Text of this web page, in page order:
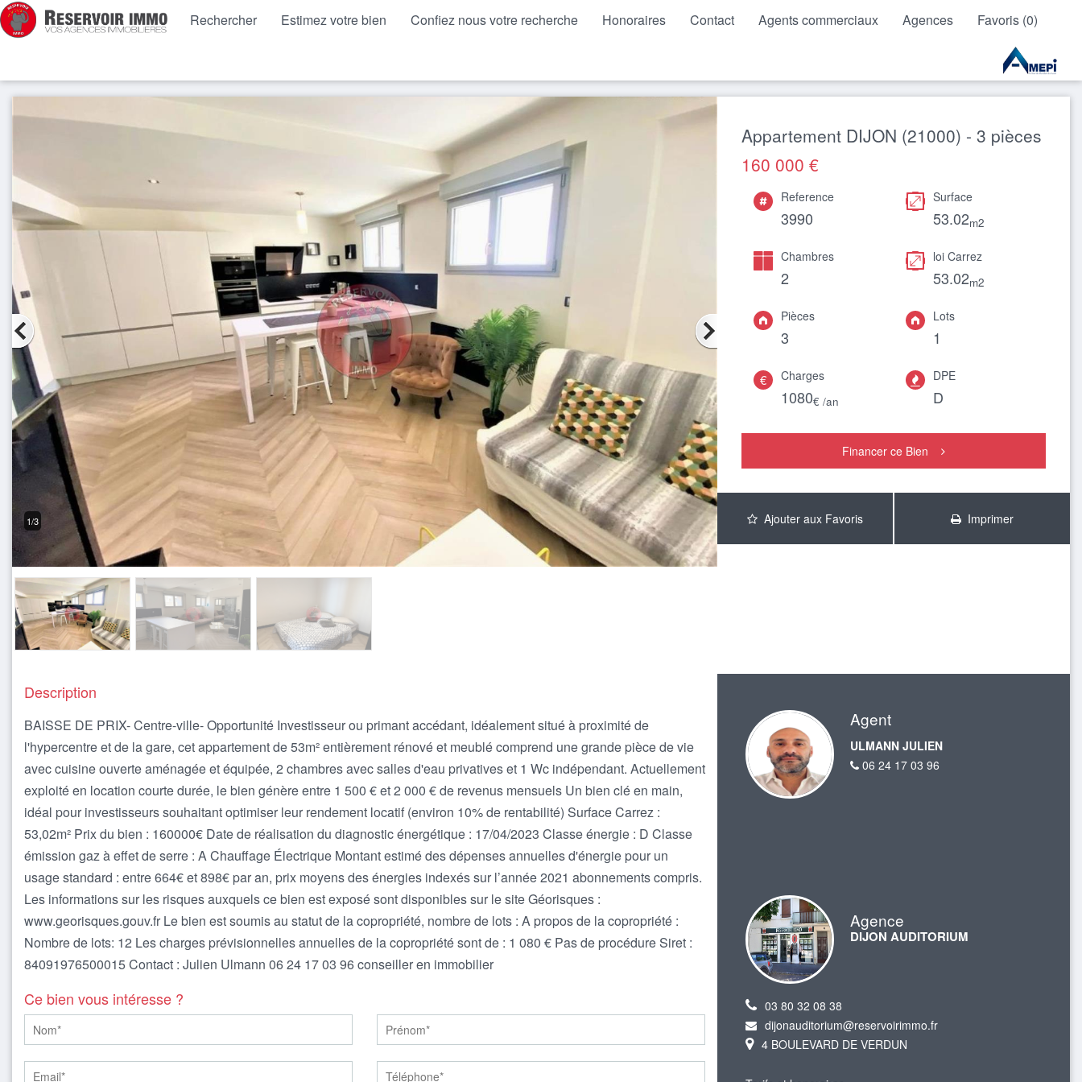
Rechercher Estimez votre bien Confiez nous votre recherche Honoraires Contact Agents commerciaux Agences Favoris (0)
1/3
Appartement DIJON (21000) - 3 pièces
160 000 €
Reference
3990
Surface
53.02m2
Chambres
2
loi Carrez
53.02m2
Pièces
3
Lots
1
€ Charges
1080€ /an
 DPE
D
Financer ce Bien
Ajouter aux Favoris Imprimer
Description
BAISSE DE PRIX- Centre-ville- Opportunité Investisseur ou primant accédant, idéalement situé à proximité de
l'hypercentre et de la gare, cet appartement de 53m² entièrement rénové et meublé comprend une grande pièce de vie
avec cuisine ouverte aménagée et équipée, 2 chambres avec salles d'eau privatives et 1 Wc indépendant. Actuellement
exploité en location courte durée, le bien génère entre 1 500 € et 2 000 € de revenus mensuels Un bien clé en main,
idéal pour investisseurs souhaitant optimiser leur rendement locatif (environ 10% de rentabilité) Surface Carrez :
53,02m² Prix du bien : 160000€ Date de réalisation du diagnostic énergétique : 17/04/2023 Classe énergie : D Classe
émission gaz à effet de serre : A Chauffage Électrique Montant estimé des dépenses annuelles d'énergie pour un
usage standard : entre 664€ et 898€ par an, prix moyens des énergies indexés sur l’année 2021 abonnements compris.
Les informations sur les risques auxquels ce bien est exposé sont disponibles sur le site Géorisques :
www.georisques.gouv.fr Le bien est soumis au statut de la copropriété, nombre de lots : A propos de la copropriété :
Nombre de lots: 12 Les charges prévisionnelles annuelles de la copropriété sont de : 1 080 € Pas de procédure Siret :
84091976500015 Contact : Julien Ulmann 06 24 17 03 96 conseiller en immobilier
Ce bien vous intéresse ?
Agent
ULMANN JULIEN
06 24 17 03 96
Agence
DIJON AUDITORIUM
03 80 32 08 38
dijonauditorium@reservoirimmo.fr
4 BOULEVARD DE VERDUN